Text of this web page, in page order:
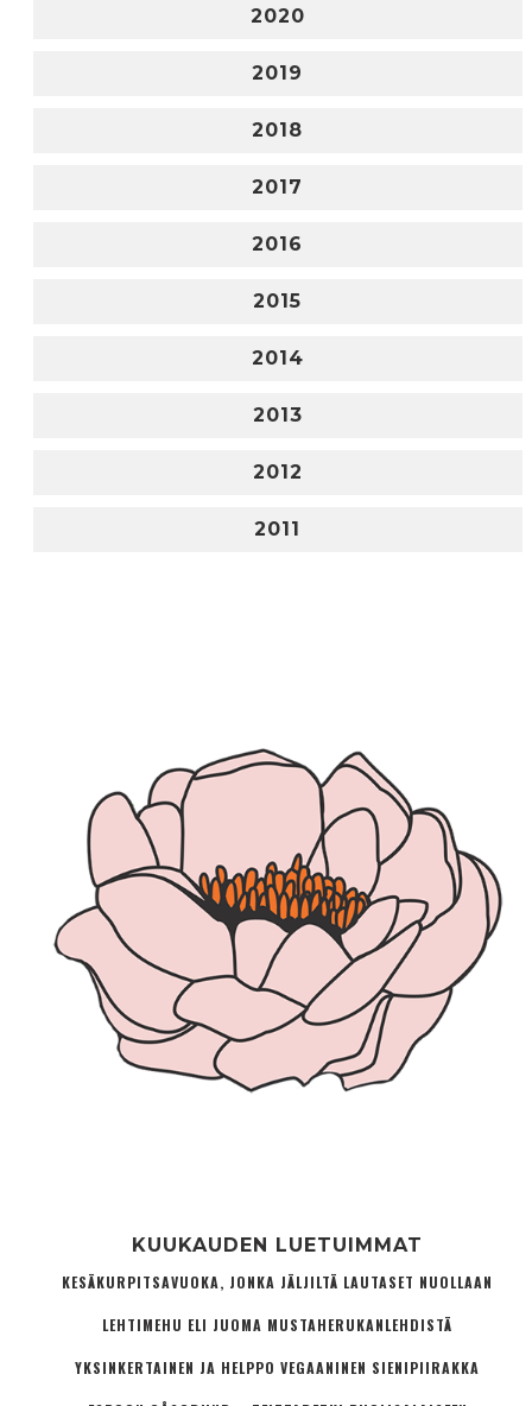
2020
2019
2018
2017
2016
2015
2014
2013
2012
2011
KUUKAUDEN LUETUIMMAT
KESÄKURPITSAVUOKA, JONKA JÄLJILTÄ LAUTASET NUOLLAAN
LEHTIMEHU ELI JUOMA MUSTAHERUKANLEHDISTÄ
YKSINKERTAINEN JA HELPPO VEGAANINEN SIENIPIIRAKKA